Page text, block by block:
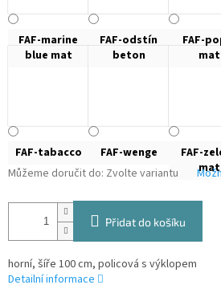
FAF-marine
blue mat
FAF-odstín
beton
FAF-
mat
FAF-tabacco FAF-wenge
FAF-
mat
Můžeme doručit do: Zvolte variantu
Přidat do košíku
horní, šíře 100 cm, policová s výklopem
Detailní informace